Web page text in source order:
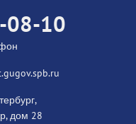
08-10
дом 28